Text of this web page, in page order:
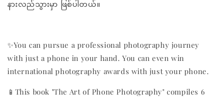
နားလည်သွားမှာ ဖြစ်ပါတယ်။
✨You can pursue a professional photography journey
with just a phone in your hand. You can even win
international photography awards with just your phone.
📱This book "The Art of Phone Photography" compiles 6